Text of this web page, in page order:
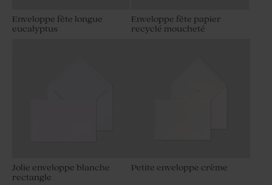
Enveloppe fête longue
eucalyptus
Enveloppe fête papier
recyclé moucheté
Jolie enveloppe blanche
rectangle
Petite enveloppe crème